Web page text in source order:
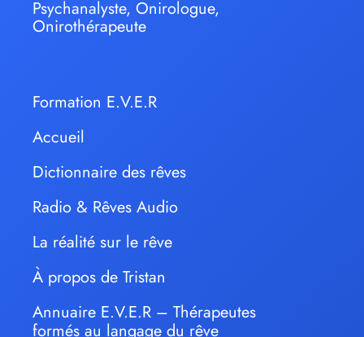
Psychanalyste, Onirologue,
Onirothérapeute
Formation E.V.E.R
Accueil
Dictionnaire des rêves
Radio & Rêves Audio
La réalité sur le rêve
À propos de Tristan
Annuaire E.V.E.R – Thérapeutes
formés au langage du rêve